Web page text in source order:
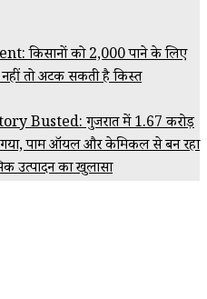
किसानों को ₹2,000 पाने के लिए
तो अटक सकती है किस्त
Busted: गुजरात में 1.67 करोड़
पाम ऑयल और केमिकल से बन रहा
उत्पादन का खुलासा